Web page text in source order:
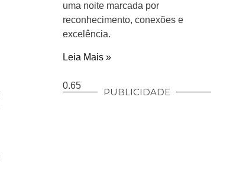
uma noite marcada por
reconhecimento, conexões e
excelência.
Leia Mais »
PUBLICIDADE